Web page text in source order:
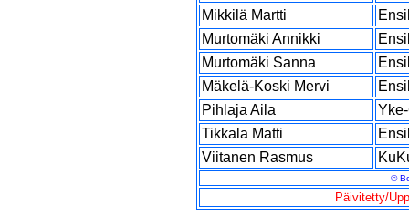
Mikkilä Martti
Murtomäki Annikki
Murtomäki Sanna
Mäkelä-Koski Mervi
Pihlaja Aila
Tikkala Matti
Viitanen Rasmus
©
Päivitetty/